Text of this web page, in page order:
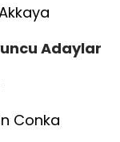
Adaylar
Conka